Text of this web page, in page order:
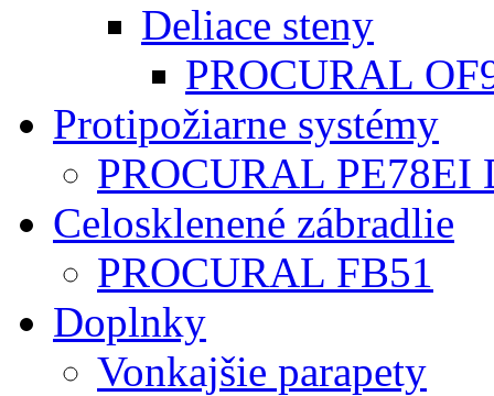
Deliace steny
PROCURAL
Protipožiarne systémy
PROCURAL PE78EI
Celosklenené zábradlie
PROCURAL FB51
Doplnky
Vonkajšie parapety